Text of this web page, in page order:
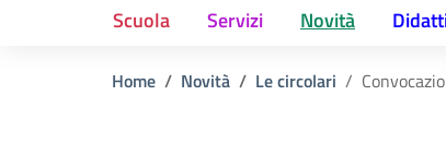
Scuola Servizi Novità
Home Novità Le circolari